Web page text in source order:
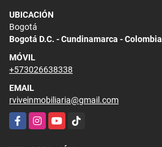
UBICACIÓN
Bogotá
Bogotá D.C. - Cundinamarca - Colombia
MÓVIL
+573026638338
EMAIL
rviveinmobiliaria@gmail.com
FacebookInstagramYouTubeTikTok